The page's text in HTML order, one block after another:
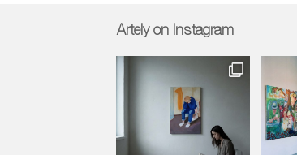
Artely on Instagram